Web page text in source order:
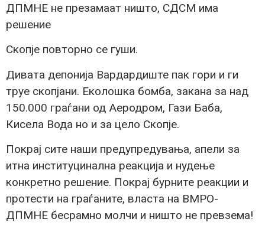
ДПМНЕ не презамаат ништо, СДСМ има
решение
Скопје повторно се гуши.
Дивата депонија Вардардиште пак гори и ги
труе скопјани. Еколошка бомба, закана за над
150.000 граѓани од Аеродром, Гази Баба,
Кисела Вода но и за цело Скопје.
Покрај сите наши предупредувања, апели за
итна институцинална реакција и нудење
конкретно решение. Покрај бурните реакции и
протести на граѓаните, власта на ВМРО-
ДПМНЕ бесрамно молчи и ништо не превзема!